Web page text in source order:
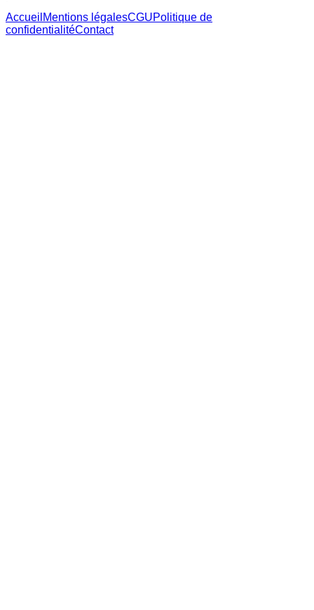
Accueil Mentions légalesCGUPolitique de
confidentialitéContact